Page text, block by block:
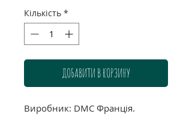
Кількість *
ДОБАВИТИ В КОРЗИНУ
Виробник: DMC Франція.